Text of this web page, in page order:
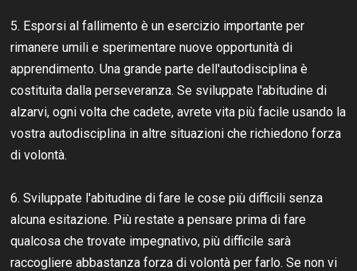
5. Esporsi al fallimento è un esercizio importante per
rimanere umili e sperimentare nuove opportunità di
apprendimento. Una grande parte dell'autodisciplina è
costituita dalla perseveranza. Se sviluppate l'abitudine di
alzarvi, ogni volta che cadete, avrete vita più facile usando la
vostra autodisciplina in altre situazioni che richiedono forza
di volontà.
6. Sviluppate l'abitudine di fare le cose più difficili senza
alcuna esitazione. Più restate a pensare prima di fare
qualcosa che trovate impegnativo, più difficile sarà
raccogliere abbastanza forza di volontà per farlo. Se non vi